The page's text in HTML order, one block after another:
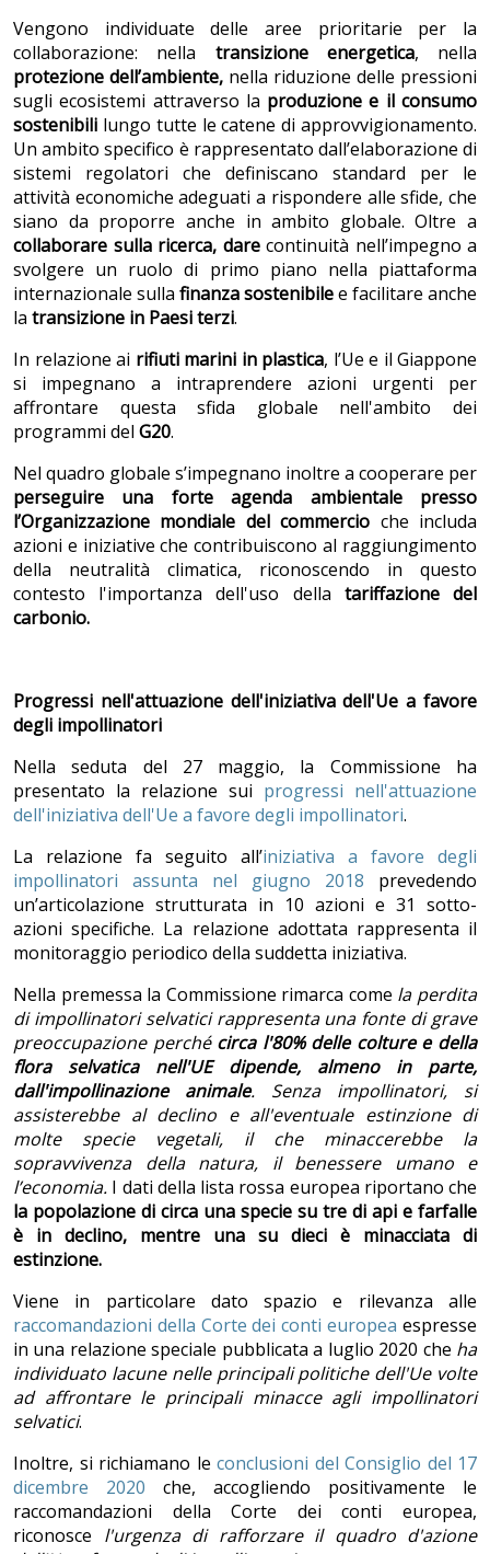
Vengono individuate delle aree prioritarie per la
collaborazione: nella transizione energetica, nella
protezione dell’ambiente, nella riduzione delle pressioni
sugli ecosistemi attraverso la produzione e il consumo
sostenibili lungo tutte le catene di approvvigionamento.
Un ambito specifico è rappresentato dall’elaborazione di
sistemi regolatori che definiscano standard per le
attività economiche adeguati a rispondere alle sfide, che
siano da proporre anche in ambito globale. Oltre a
collaborare sulla ricerca, dare continuità nell’impegno a
svolgere un ruolo di primo piano nella piattaforma
internazionale sulla finanza sostenibilee facilitare anche
la transizione in Paesi terzi.
In relazione ai rifiuti marini in plastica, l’Ue e il Giappone
si impegnano a intraprendere azioni urgenti per
affrontare questa sfida globale nell'ambito dei
programmi del G20.
Nel quadro globale s’impegnano inoltre a cooperare per
perseguire una forte agenda ambientale presso
l’Organizzazione mondiale del commercio che includa
azioni e iniziative che contribuiscono al raggiungimento
della neutralità climatica, riconoscendo in questo
contesto l'importanza dell'uso della tariffazione del
carbonio.
Progressi nell'attuazione dell'iniziativa dell'Ue a favore
degli impollinatori
Nella seduta del 27 maggio, la Commissione ha
presentato la relazione sui progressi nell'attuazione
dell'iniziativa dell'Ue a favore degli impollinatori.
La relazione fa seguito all’iniziativa a favore degli
impollinatori assunta nel giugno 2018 prevedendo
un’articolazione strutturata in 10 azioni e 31 sotto-
azioni specifiche. La relazione adottata rappresenta il
monitoraggio periodico della suddetta iniziativa.
Nella premessa la Commissione rimarca come la perdita
di impollinatori selvatici rappresenta una fonte di grave
preoccupazione perché circa l'80% delle colture e della
flora selvatica nell'UE dipende, almeno in parte,
dall'impollinazione animale. Senza impollinatori, si
assisterebbe al declino e all'eventuale estinzione di
molte specie vegetali, il che minaccerebbe la
sopravvivenza della natura, il benessere umano e
l’economia. I dati della lista rossa europea riportano che
la popolazione di circa una specie su tre di api e farfalle
è in declino, mentre una su dieci è minacciata di
estinzione.
Viene in particolare dato spazio e rilevanza alle
raccomandazioni della Corte dei conti europea espresse
in una relazione speciale pubblicata a luglio 2020 che ha
individuato lacune nelle principali politiche dell'Ue volte
ad affrontare le principali minacce agli impollinatori
selvatici.
Inoltre, si richiamano le conclusioni del Consiglio del 17
dicembre 2020 che, accogliendo positivamente le
raccomandazioni della Corte dei conti europea,
riconosce l'urgenza di rafforzare il quadro d'azione